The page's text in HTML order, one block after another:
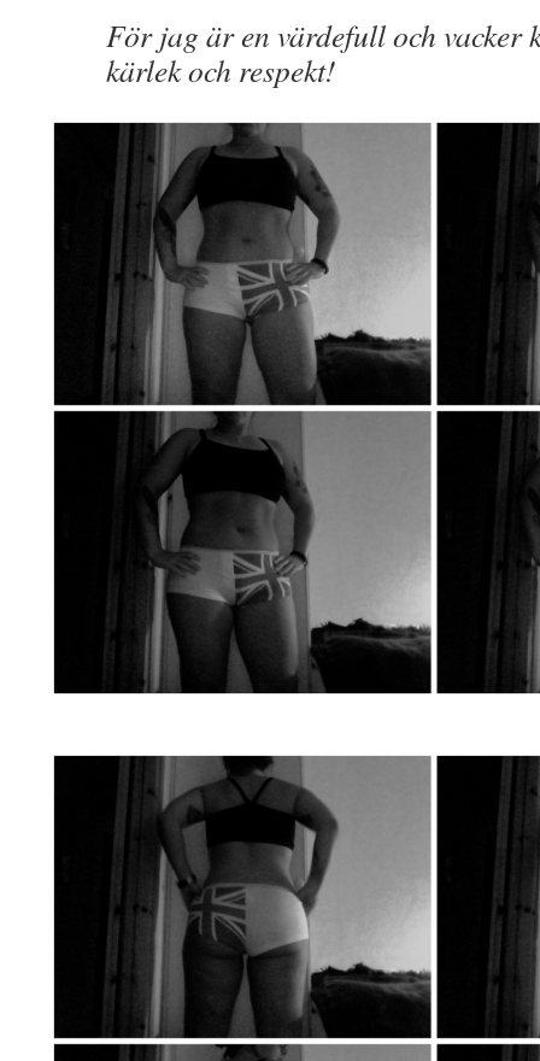
För jag är en värdefull och vacker
kärlek och respekt!